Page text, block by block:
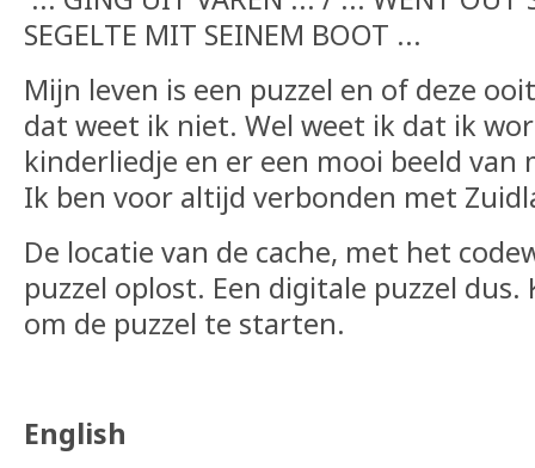
SEGELTE MIT SEINEM BOOT ...
Mijn leven is een puzzel en of deze
dat weet ik niet. Wel weet ik dat ik
kinderliedje en er een mooi beeld
Ik ben voor altijd verbonden met
De locatie van de cache, met het
puzzel oplost. Een digitale puzzel
om de puzzel te starten.
English